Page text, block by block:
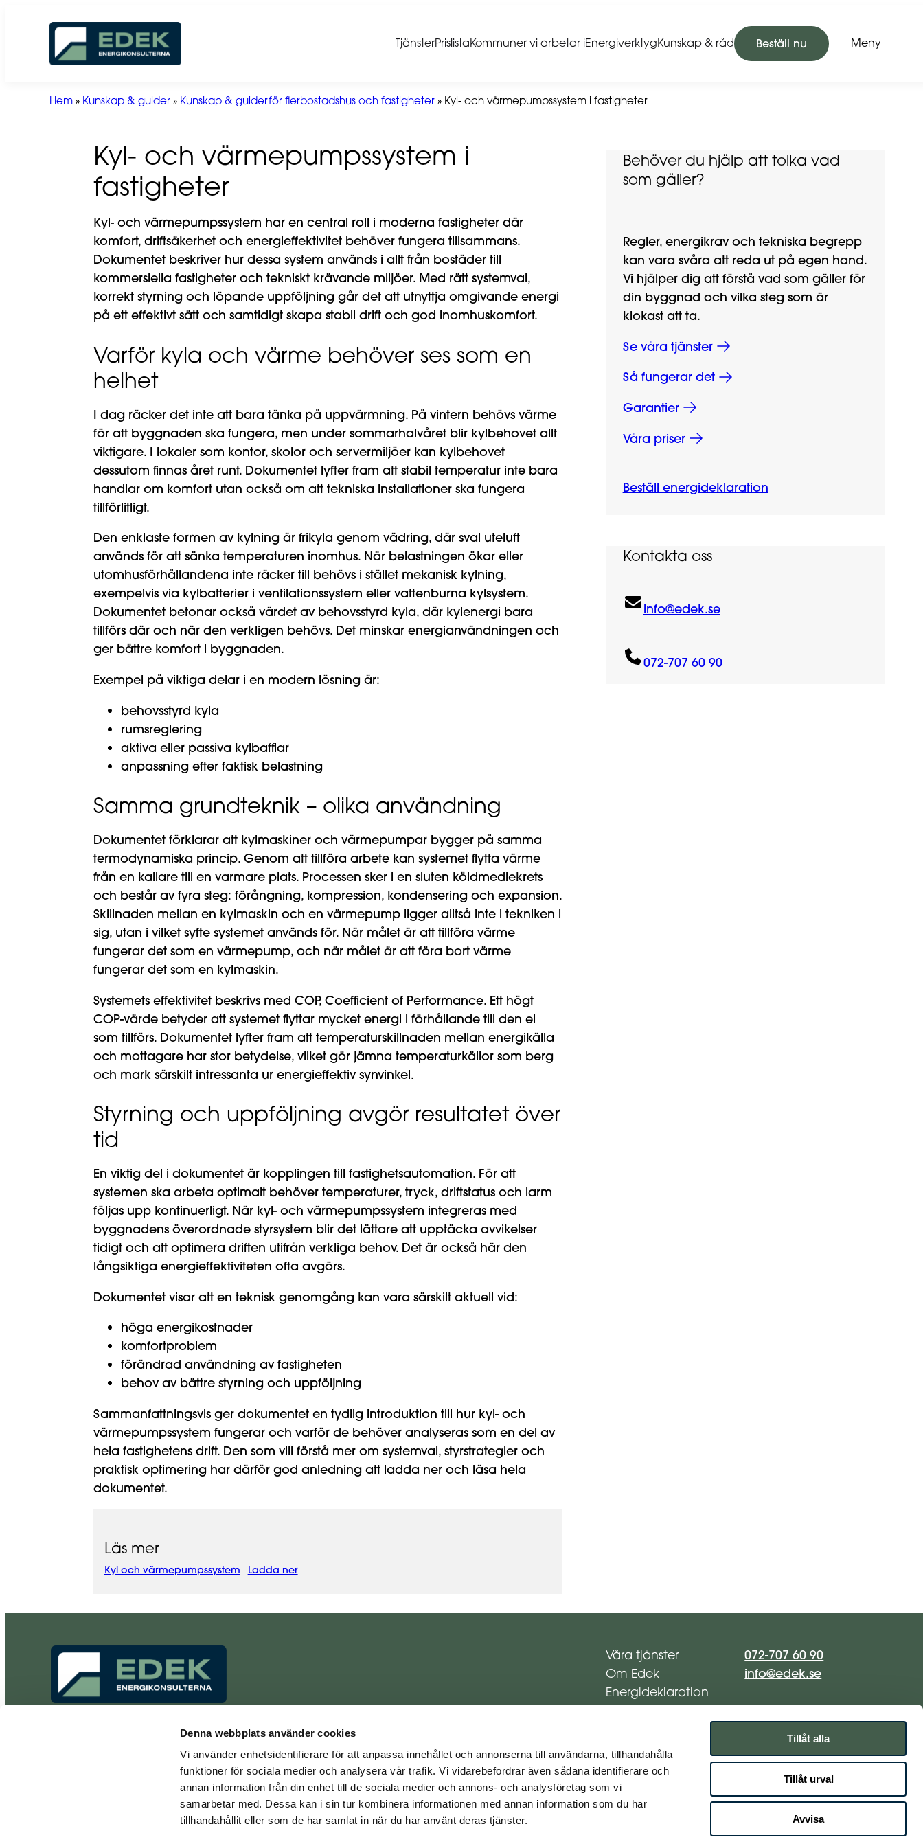
Denna webbplats använder cookies
Vi använder enhetsidentifierare för att anpassa innehållet och annonserna till användarna, tillhandahålla
funktioner för sociala medier och analysera vår trafik. Vi vidarebefordrar även sådana identifierare och
annan information från din enhet till de sociala medier och annons- och analysföretag som vi
samarbetar med. Dessa kan i sin tur kombinera informationen med annan information som du har
tillhandahållit eller som de har samlat in när du har använt deras tjänster.
Tillåt alla
Tillåt urval
Avvisa
TjänsterPrislistaKommuner vi arbetar iEnergiverktygKunskap & råd Beställ nu Meny
Hem » Kunskap & guider » Kunskap & guiderför flerbostadshus och fastigheter » Kyl- och värmepumpssystem i fastigheter
Kyl- och värmepumpssystem i
fastigheter
Kyl- och värmepumpssystem har en central roll i moderna fastigheter där
komfort, driftsäkerhet och energieffektivitet behöver fungera tillsammans.
Dokumentet beskriver hur dessa system används i allt från bostäder till
kommersiella fastigheter och tekniskt krävande miljöer. Med rätt systemval,
korrekt styrning och löpande uppföljning går det att utnyttja omgivande energi
på ett effektivt sätt och samtidigt skapa stabil drift och god inomhuskomfort.
Varför kyla och värme behöver ses som en
helhet
I dag räcker det inte att bara tänka på uppvärmning. På vintern behövs värme
för att byggnaden ska fungera, men under sommarhalvåret blir kylbehovet allt
viktigare. I lokaler som kontor, skolor och servermiljöer kan kylbehovet
dessutom finnas året runt. Dokumentet lyfter fram att stabil temperatur inte bara
handlar om komfort utan också om att tekniska installationer ska fungera
tillförlitligt.
Den enklaste formen av kylning är frikyla genom vädring, där sval uteluft
används för att sänka temperaturen inomhus. När belastningen ökar eller
utomhusförhållandena inte räcker till behövs i stället mekanisk kylning,
exempelvis via kylbatterier i ventilationssystem eller vattenburna kylsystem.
Dokumentet betonar också värdet av behovsstyrd kyla, där kylenergi bara
tillförs där och när den verkligen behövs. Det minskar energianvändningen och
ger bättre komfort i byggnaden.
Exempel på viktiga delar i en modern lösning är:
behovsstyrd kyla
rumsreglering
aktiva eller passiva kylbafflar
anpassning efter faktisk belastning
Samma grundteknik – olika användning
Dokumentet förklarar att kylmaskiner och värmepumpar bygger på samma
termodynamiska princip. Genom att tillföra arbete kan systemet flytta värme
från en kallare till en varmare plats. Processen sker i en sluten köldmediekrets
och består av fyra steg: förångning, kompression, kondensering och expansion.
Skillnaden mellan en kylmaskin och en värmepump ligger alltså inte i tekniken i
sig, utan i vilket syfte systemet används för. När målet är att tillföra värme
fungerar det som en värmepump, och när målet är att föra bort värme
fungerar det som en kylmaskin.
Systemets effektivitet beskrivs med COP, Coefficient of Performance. Ett högt
COP-värde betyder att systemet flyttar mycket energi i förhållande till den el
som tillförs. Dokumentet lyfter fram att temperaturskillnaden mellan energikälla
och mottagare har stor betydelse, vilket gör jämna temperaturkällor som berg
och mark särskilt intressanta ur energieffektiv synvinkel.
Styrning och uppföljning avgör resultatet över
tid
En viktig del i dokumentet är kopplingen till fastighetsautomation. För att
systemen ska arbeta optimalt behöver temperaturer, tryck, driftstatus och larm
följas upp kontinuerligt. När kyl- och värmepumpssystem integreras med
byggnadens överordnade styrsystem blir det lättare att upptäcka avvikelser
tidigt och att optimera driften utifrån verkliga behov. Det är också här den
långsiktiga energieffektiviteten ofta avgörs.
Dokumentet visar att en teknisk genomgång kan vara särskilt aktuell vid:
höga energikostnader
komfortproblem
förändrad användning av fastigheten
behov av bättre styrning och uppföljning
Sammanfattningsvis ger dokumentet en tydlig introduktion till hur kyl- och
värmepumpssystem fungerar och varför de behöver analyseras som en del av
hela fastighetens drift. Den som vill förstå mer om systemval, styrstrategier och
praktisk optimering har därför god anledning att ladda ner och läsa hela
dokumentet.
Läs mer
Kyl och värmepumpssystem Ladda ner
Behöver du hjälp att tolka vad
som gäller?
Regler, energikrav och tekniska begrepp
kan vara svåra att reda ut på egen hand.
Vi hjälper dig att förstå vad som gäller för
din byggnad och vilka steg som är
klokast att ta.
Se våra tjänster
Så fungerar det
Garantier
Våra priser
Beställ energideklaration
Kontakta oss
info@edek.se
072-707 60 90
Organisationsnummer:
Våra tjänster
Om Edek
Energideklaration
072-707 60 90
info@edek.se